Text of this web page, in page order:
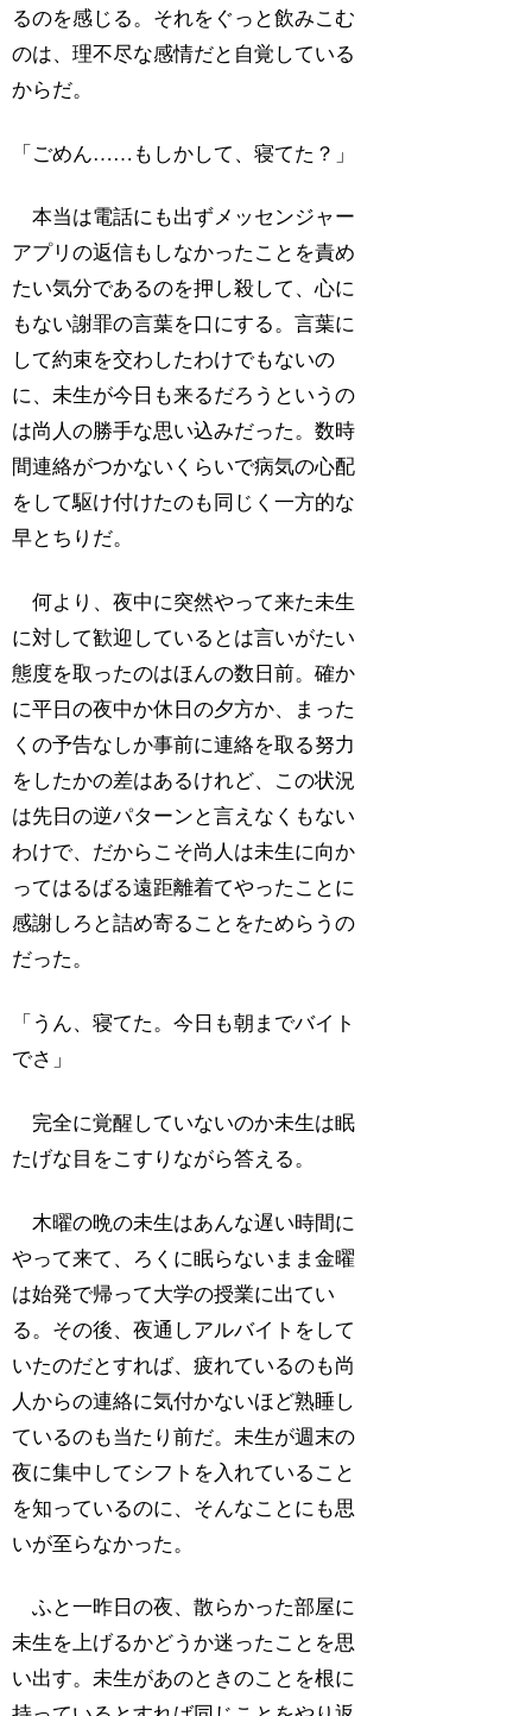
るのを感じる。それをぐっと飲みこむ
のは、理不尽な感情だと自覚している
からだ。
「ごめん……もしかして、寝てた？」
本当は電話にも出ずメッセンジャー
アプリの返信もしなかったことを責め
たい気分であるのを押し殺して、心に
もない謝罪の言葉を口にする。言葉に
して約束を交わしたわけでもないの
に、未生が今日も来るだろうというの
は尚人の勝手な思い込みだった。数時
間連絡がつかないくらいで病気の心配
をして駆け付けたのも同じく一方的な
早とちりだ。
何より、夜中に突然やって来た未生
に対して歓迎しているとは言いがたい
態度を取ったのはほんの数日前。確か
に平日の夜中か休日の夕方か、まった
くの予告なしか事前に連絡を取る努力
をしたかの差はあるけれど、この状況
は先日の逆パターンと言えなくもない
わけで、だからこそ尚人は未生に向か
ってはるばる遠距離着てやったことに
感謝しろと詰め寄ることをためらうの
だった。
「うん、寝てた。今日も朝までバイト
でさ」
完全に覚醒していないのか未生は眠
たげな目をこすりながら答える。
木曜の晩の未生はあんな遅い時間に
やって来て、ろくに眠らないまま金曜
は始発で帰って大学の授業に出てい
る。その後、夜通しアルバイトをして
いたのだとすれば、疲れているのも尚
人からの連絡に気付かないほど熟睡し
ているのも当たり前だ。未生が週末の
夜に集中してシフトを入れていること
を知っているのに、そんなことにも思
いが至らなかった。
ふと一昨日の夜、散らかった部屋に
未生を上げるかどうか迷ったことを思
い出す。未生があのときのことを根に